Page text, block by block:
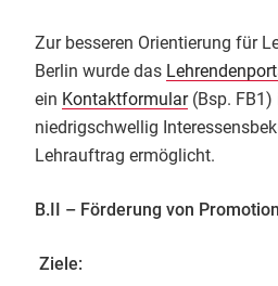
Zur besseren Orientierung für
Berlin wurde das
ein Kontaktformular(Bsp. FB1)
niedrigschwellig
Lehrauftrag ermöglicht.
B.II – Förderung von
Ziele: